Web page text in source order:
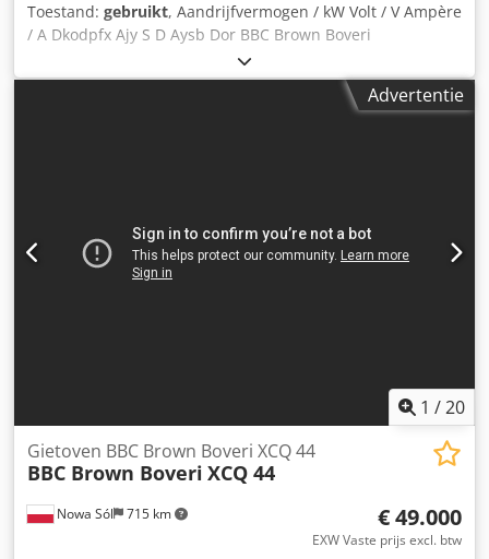
Toestand: gebruikt, Aandrijfvermogen / kW Volt / V Ampère
/ A Dkodpfx Ajy S D Aysb Dor BBC Brown Boveri
schijfankermotor FD MC23AS R0006 B 0781 SERVOMOTOR
Code: FD MC23AS R0006 B 0781
Advertentie
1 /20
Nowa Sól 715 km
Gietoven BBC Brown Boveri XCQ 44
BBC Brown Boveri XCQ 44
€ 49.000
EXW Vaste prijs excl. btw